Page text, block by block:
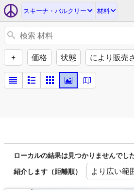
スキーナ・バルクリー 材料
+ 価格 状態 により販売
ローカルの結果は見つかりませんでし
紹介します（距離順）
より広い範